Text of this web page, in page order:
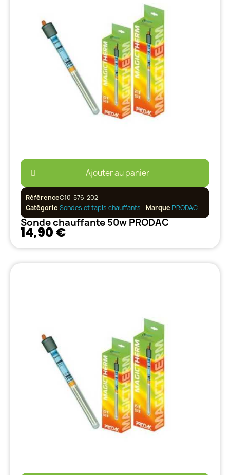
Ajouter au panier
RéférenceC10-576-202
Catégorie Sondes et tapis chauffants Marque PRODAC
Sonde chauffante 50w PRODAC
14,90 €